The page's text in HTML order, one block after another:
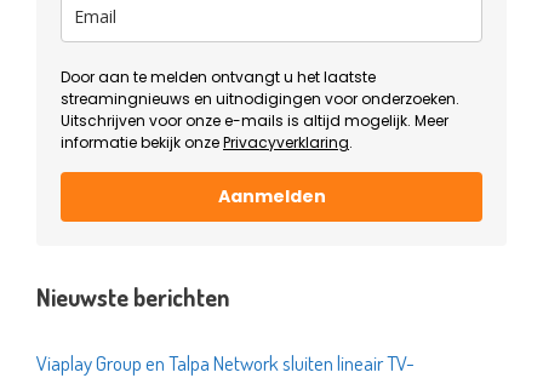
Door aan te melden ontvangt u het laatste
streamingnieuws en uitnodigingen voor onderzoeken.
Uitschrijven voor onze e-mails is altijd mogelijk. Meer
informatie bekijk onzePrivacyverklaring.
Aanmelden
Nieuwste berichten
Viaplay Group en Talpa Network sluiten lineair TV-